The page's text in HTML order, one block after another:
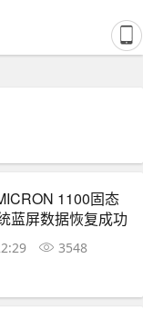
1100固态
蓝屏数据恢复成功
3548